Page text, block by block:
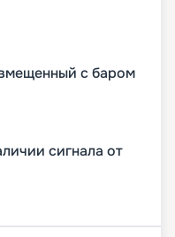
с баром
сигнала от